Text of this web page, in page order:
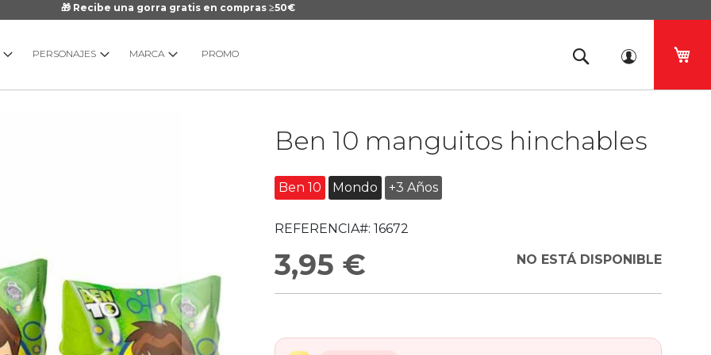
🎁 Recibe una gorra gratis en compras ≥50€
PERSONAJES MARCA PROMO
Ben 10 manguitos hinchables
Ben 10 Mondo +3 Años
REFERENCIA#: 16672
3,95 € NO ESTÁ DISPONIBLE
imágenes